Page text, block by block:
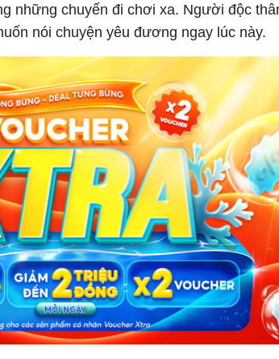
những chuyến đi chơi xa. Người độc
nói chuyện yêu đương ngay lúc này.